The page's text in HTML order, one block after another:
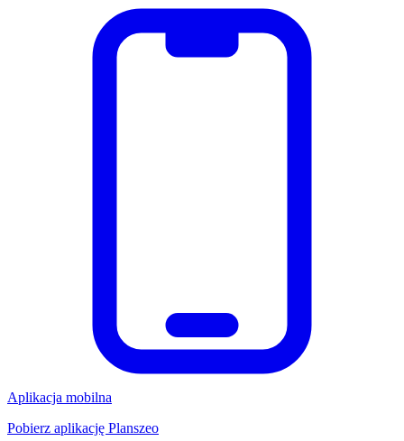
Aplikacja mobilna
Pobierz aplikację Planszeo